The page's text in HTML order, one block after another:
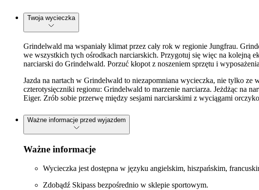
Twoja wycieczka
Grindelwald ma wspaniały klimat przez cały rok w regionie Jungfrau.
we wszystkich tych ośrodkach narciarskich. Przygotuj się więc na kolejną
narciarski do Grindelwald. Porzuć kłopot z noszeniem sprzętu i
Jazda na nartach w Grindelwald to niezapomniana wycieczka, nie tylko
czterotysięczniki regionu: Grindelwald to marzenie narciarza. Jeżdżąc na
Eiger. Zrób sobie przerwę między sesjami narciarskimi z wyciągami
Ważne informacje przed wyjazdem
Ważne informacje
Wycieczka jest dostępna w języku angielskim, hiszpańskim,
Zdobądź Skipass bezpośrednio w sklepie sportowym.